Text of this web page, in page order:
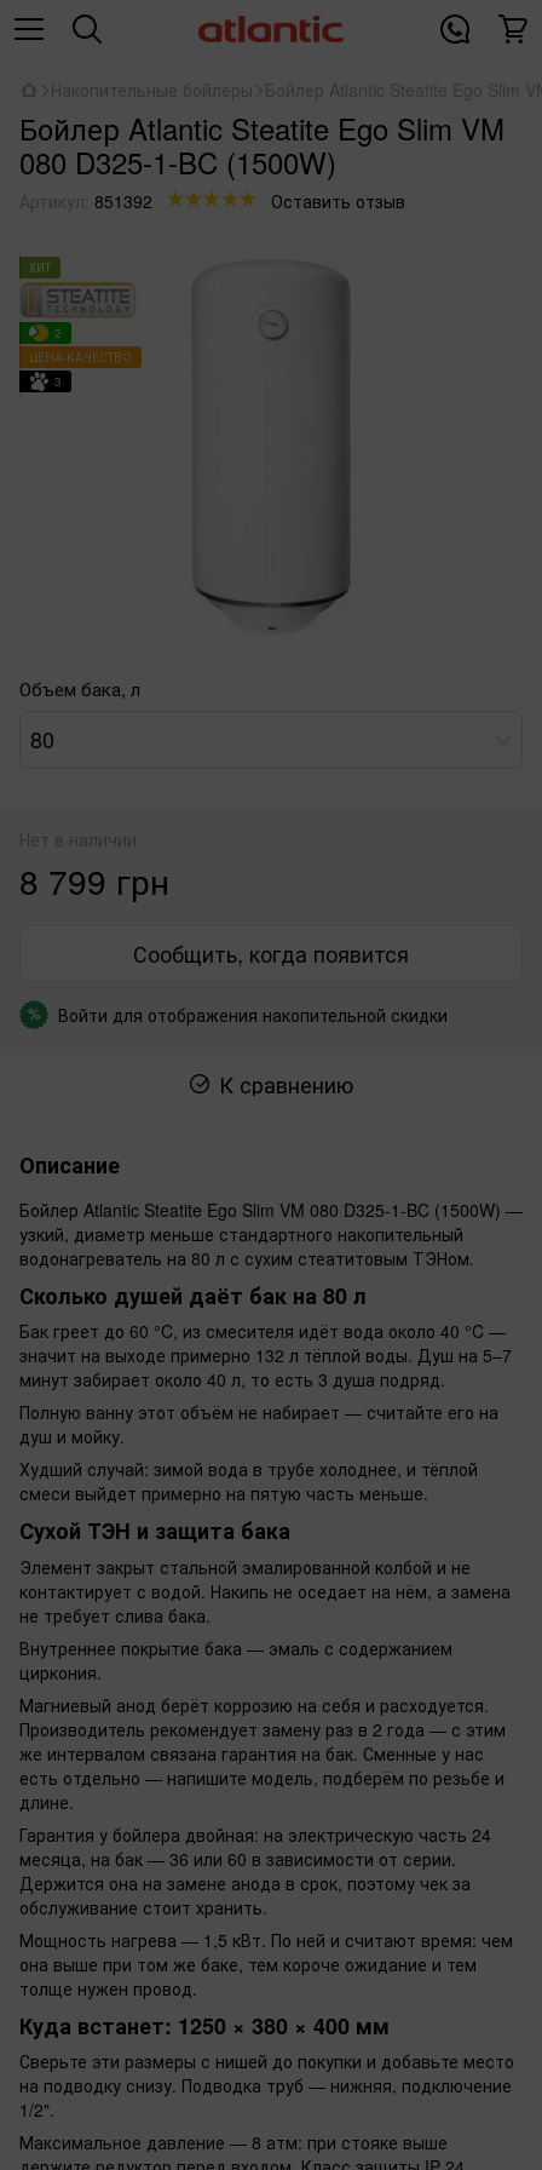
Накопительные бойлеры Бойлер Atlantic Steatite Ego Slim
Бойлер Atlantic Steatite Ego Slim VM
080 D325-1-BC (1500W)
Артикул: 851392 Оставить отзыв
ХИТ
2
ЦЕНА-КАЧЕСТВО
3
Объем бака, л
80
Нет в наличии
8 799 грн
Сообщить, когда появится
% Войти для отображения накопительной скидки
К сравнению
Описание
Бойлер Atlantic Steatite Ego Slim VM 080 D325-1-BC (1500W) —
узкий, диаметр меньше стандартного накопительный
водонагреватель на 80 л с сухим стеатитовым ТЭНом.
Сколько душей даёт бак на 80 л
Бак греет до 60 °C, из смесителя идёт вода около 40 °C —
значит на выходе примерно 132 л тёплой воды. Душ на 5–7
минут забирает около 40 л, то есть 3 душа подряд.
Полную ванну этот объём не набирает — считайте его на
душ и мойку.
Худший случай: зимой вода в трубе холоднее, и тёплой
смеси выйдет примерно на пятую часть меньше.
Сухой ТЭН и защита бака
Элемент закрыт стальной эмалированной колбой и не
контактирует с водой. Накипь не оседает на нём, а замена
не требует слива бака.
Внутреннее покрытие бака — эмаль с содержанием
циркония.
Магниевый анод берёт коррозию на себя и расходуется.
Производитель рекомендует замену раз в 2 года — с этим
же интервалом связана гарантия на бак. Сменные у нас
есть отдельно — напишите модель, подберём по резьбе и
длине.
Гарантия у бойлера двойная: на электрическую часть 24
месяца, на бак — 36 или 60 в зависимости от серии.
Держится она на замене анода в срок, поэтому чек за
обслуживание стоит хранить.
Мощность нагрева — 1,5 кВт. По ней и считают время: чем
она выше при том же баке, тем короче ожидание и тем
толще нужен провод.
Куда встанет: 1250 × 380 × 400 мм
Сверьте эти размеры с нишей до покупки и добавьте место
на подводку снизу. Подводка труб — нижняя, подключение
1/2".
Максимальное давление — 8 атм: при стояке выше